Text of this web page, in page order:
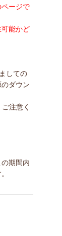
ージで
能かど
しての
ダウン
注意く
期間内